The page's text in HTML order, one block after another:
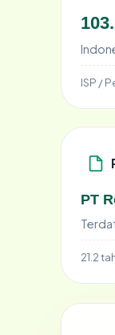
ISP /
PT
21.2